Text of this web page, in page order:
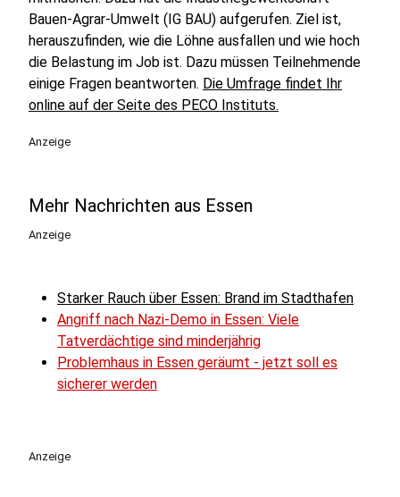
Bauen-Agrar-Umwelt (IG BAU) aufgerufen. Ziel ist,
herauszufinden, wie die Löhne ausfallen und wie hoch
die Belastung im Job ist. Dazu müssen Teilnehmende
einige Fragen beantworten. Die Umfrage findet Ihr
online auf der Seite des PECO Instituts.
Anzeige
Mehr Nachrichten aus Essen
Anzeige
Starker Rauch über Essen: Brand im Stadthafen
Angriff nach Nazi-Demo in Essen: Viele
Tatverdächtige sind minderjährig
Problemhaus in Essen geräumt - jetzt soll es
sicherer werden
Anzeige